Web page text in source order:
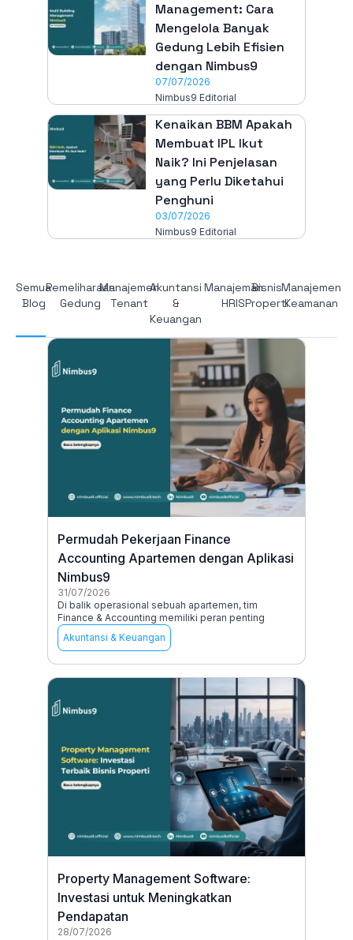
Management: Cara
Mengelola Banyak
Gedung Lebih Efisien
dengan Nimbus9
07/07/2026
Nimbus9 Editorial
Kenaikan BBM Apakah
Membuat IPL Ikut
Naik? Ini Penjelasan
yang Perlu Diketahui
Penghuni
03/07/2026
Nimbus9 Editorial
Semua
Blog
Pemeliharaan
Gedung
Manajemen
Tenant
Akuntansi
&
Keuangan
Manajeman
HRIS
Bisnis
Properti
Manajemen
Keamanan
Permudah Pekerjaan Finance
Accounting Apartemen dengan Aplikasi
Nimbus9
31/07/2026
Di balik operasional sebuah apartemen, tim
Finance & Accounting memiliki peran penting
Akuntansi & Keuangan
Property Management Software:
Investasi untuk Meningkatkan
Pendapatan
28/07/2026